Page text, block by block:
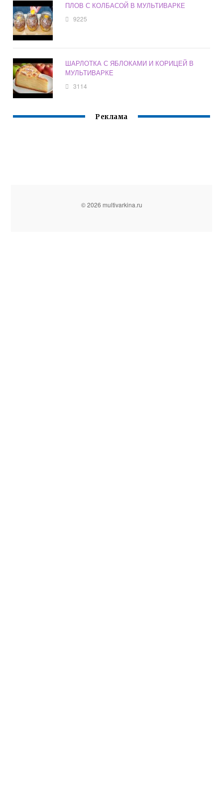
ПЛОВ С КОЛБАСОЙ В МУЛЬТИВАРКЕ
9225
ШАРЛОТКА С ЯБЛОКАМИ И КОРИЦЕЙ В
МУЛЬТИВАРКЕ
3114
Реклама
© 2026 multivarkina.ru